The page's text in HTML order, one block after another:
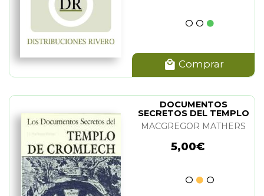
Comprar
DOCUMENTOS
SECRETOS DEL TEMPLO
DE CROMLECH. LOS
MACGREGOR MATHERS
5,00€